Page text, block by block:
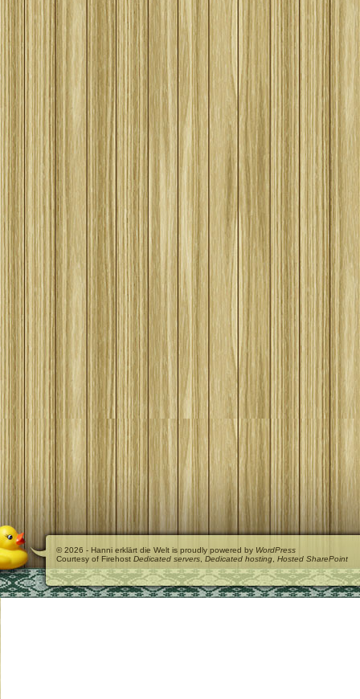
© 2026 - Hanni erklärt die Welt is proudly powered by WordPress
Courtesy of Firehost Dedicated servers Dedicated hosting Hosted SharePoint